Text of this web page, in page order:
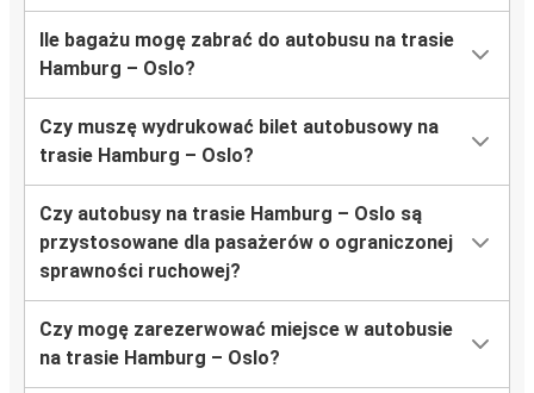
Ile bagażu mogę zabrać do autobusu na trasie
Hamburg – Oslo?
Czy muszę wydrukować bilet autobusowy na
trasie Hamburg – Oslo?
Czy autobusy na trasie Hamburg – Oslo są
przystosowane dla pasażerów o ograniczonej
sprawności ruchowej?
Czy mogę zarezerwować miejsce w autobusie
na trasie Hamburg – Oslo?